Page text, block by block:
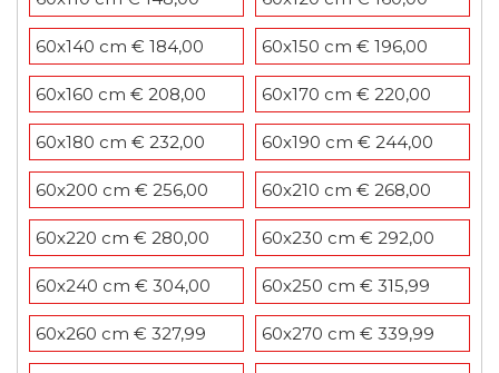
60x140 cm € 184,00 60x150 cm € 196,00
60x160 cm € 208,00 60x170 cm € 220,00
60x180 cm € 232,00 60x190 cm € 244,00
60x200 cm € 256,00 60x210 cm € 268,00
60x220 cm € 280,00 60x230 cm € 292,00
60x240 cm € 304,00 60x250 cm € 315,99
60x260 cm € 327,99 60x270 cm € 339,99